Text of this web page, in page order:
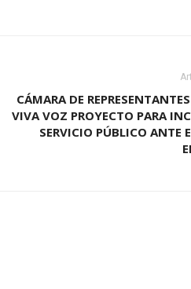
CÁMARA DE
VIVA VOZ PROYECTO PARA
SERVICIO PÚBLICO ANTE